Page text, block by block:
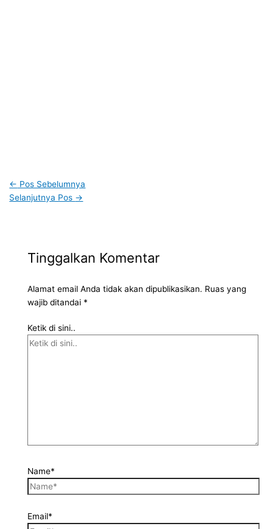
← Pos Sebelumnya
Selanjutnya Pos →
Tinggalkan Komentar
Alamat email Anda tidak akan dipublikasikan. Ruas yang
wajib ditandai *
Ketik di sini..
Name*
Email*